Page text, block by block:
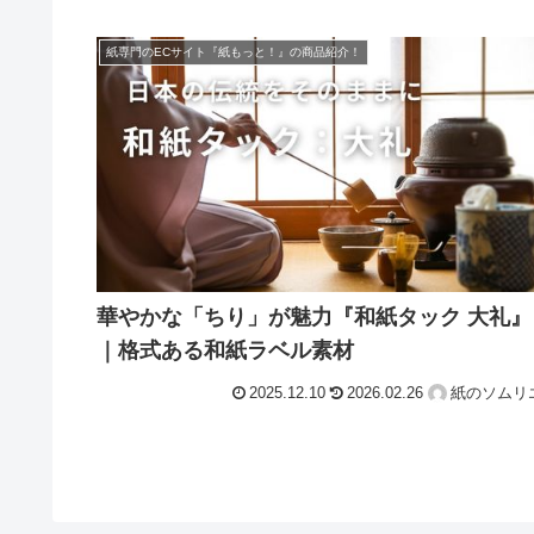
紙専門のECサイト『紙もっと！』の商品紹介！
華やかな「ちり」が魅力『和紙タック 大礼』
｜格式ある和紙ラベル素材
2025.12.10 2026.02.26 紙のソムリ